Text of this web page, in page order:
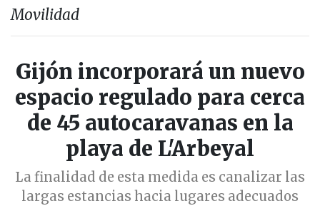
Movilidad
Gijón incorporará un nuevo
espacio regulado para cerca
de 45 autocaravanas en la
playa de L'Arbeyal
La finalidad de esta medida es canalizar las
largas estancias hacia lugares adecuados